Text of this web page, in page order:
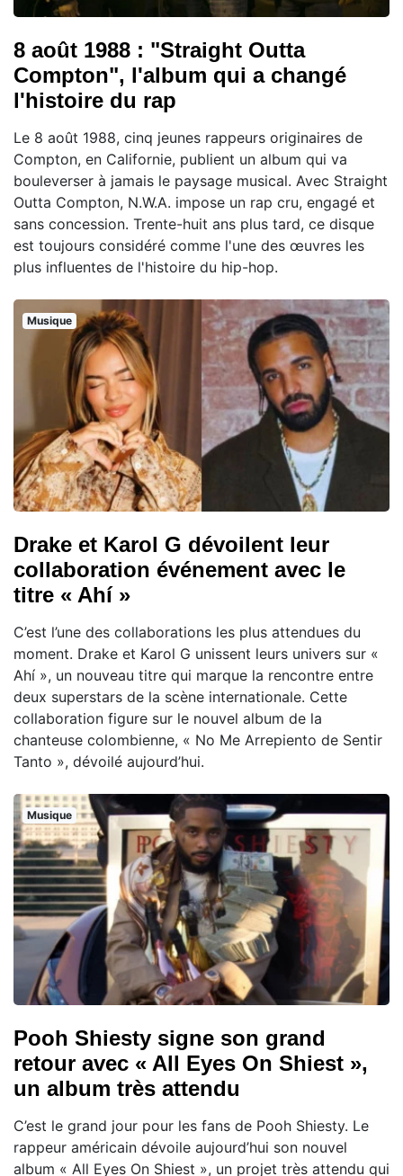
8 août 1988 : "Straight Outta
Compton", l'album qui a changé
l'histoire du rap
Le 8 août 1988, cinq jeunes rappeurs originaires de
Compton, en Californie, publient un album qui va
bouleverser à jamais le paysage musical. Avec Straight
Outta Compton, N.W.A. impose un rap cru, engagé et
sans concession. Trente-huit ans plus tard, ce disque
est toujours considéré comme l'une des œuvres les
plus influentes de l'histoire du hip-hop.
Musique
Drake et Karol G dévoilent leur
collaboration événement avec le
titre « Ahí »
C’est l’une des collaborations les plus attendues du
moment. Drake et Karol G unissent leurs univers sur «
Ahí », un nouveau titre qui marque la rencontre entre
deux superstars de la scène internationale. Cette
collaboration figure sur le nouvel album de la
chanteuse colombienne, « No Me Arrepiento de Sentir
Tanto », dévoilé aujourd’hui.
Musique
Pooh Shiesty signe son grand
retour avec « All Eyes On Shiest »,
un album très attendu
C’est le grand jour pour les fans de Pooh Shiesty. Le
rappeur américain dévoile aujourd’hui son nouvel
album « All Eyes On Shiest », un projet très attendu qui